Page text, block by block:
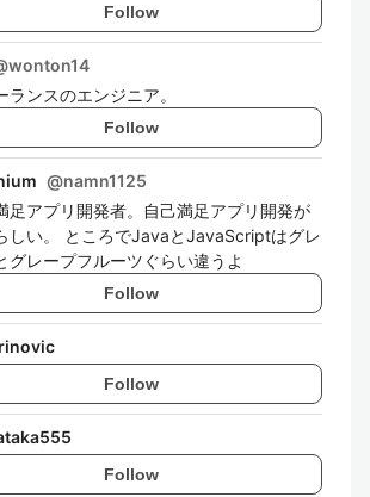
Follow
wonton14
ランスのエンジニア。
Follow
@namn1125
足アプリ開発者。自己満足アプリ開発が
しい。 ところでJavaとJavaScriptはグレ
グレープフルーツぐらい違うよ
Follow
Follow
Follow